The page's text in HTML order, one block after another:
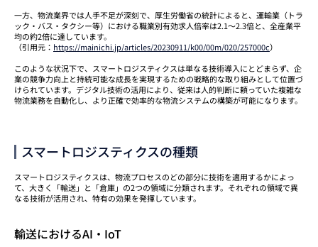
一方、物流業界では人手不足が深刻で、厚生労働省の統計によると、運輸業（トラ
ック・バス・タクシー等）における職業別有効求人倍率は2.1～2.3倍と、全産業平
均の約2倍に達しています。
（引用元： https://mainichi.jp/articles/20230911/k00/00m/020/257000c）
このような状況下で、スマートロジスティクスは単なる技術導入にとどまらず、企
業の競争力向上と持続可能な成長を実現するための戦略的な取り組みとして位置づ
けられています。デジタル技術の活用により、従来は人的判断に頼っていた複雑な
物流業務を自動化し、より正確で効率的な物流システムの構築が可能になります。
スマートロジスティクスの種類
スマートロジスティクスは、物流プロセスのどの部分に技術を適用するかによっ
て、大きく「輸送」と「倉庫」の2つの領域に分類されます。それぞれの領域で異
なる技術が活用され、特有の効果を発揮しています。
輸送におけるAI・IoT